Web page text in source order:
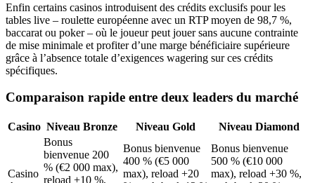
Enfin certains casinos introduisent des crédits exclusifs pour les
tables live – roulette européenne avec un RTP moyen de 98,7 %,
baccarat ou poker – où le joueur peut jouer sans aucune contrainte
de mise minimale et profiter d’une marge bénéficiaire supérieure
grâce à l’absence totale d’exigences wagering sur ces crédits
spécifiques.
Comparaison rapide entre deux leaders du marché
Casino Niveau Bronze Niveau Gold Niveau Diamond
Casino
Bonus
bienvenue 200
% (€2 000 max),
reload +10 %,
Bonus bienvenue
400 % (€5 000
max), reload +20
Bonus bienvenue
500 % (€10 000
max), reload +30 %,